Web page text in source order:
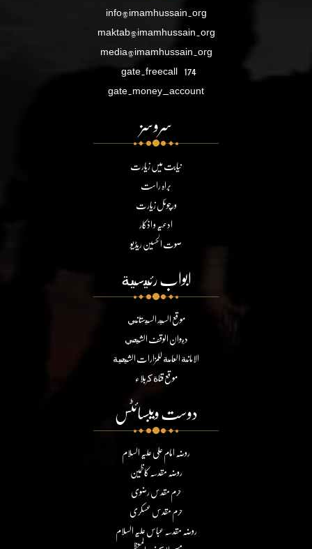
info@imamhussain.org
maktab@imamhussain.org
media@imamhussain.org
gate.freecall 174
gate.money_account
سروسز
نیابت میں زیارت
براہ راست
ورچوئل زیارت
ادعیہ و اذکار
صوت الحسین ریڈیو
ابواب رئيسية
موقع السيد السيستاني
ديوان الوقف الشيعي
الامانة العامة للمزارات الشيعية
موقع قناة كربلاء
دوست ویبسائٹس
روضہ امام علی علیہ السلام
روضہ مقدسہ کاظمین
حرم مقدس رضوی
حرم مقدس عسکری
روضہ مقدسہ عباس علیہ السلام